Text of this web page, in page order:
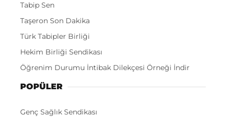
Tabip Sen
Taşeron Son Dakika
Türk Tabipler Birliği
Hekim Birliği Sendikası
Öğrenim Durumu İntibak Dilekçesi Örneği İndir
POPÜLER
Genç Sağlık Sendikası